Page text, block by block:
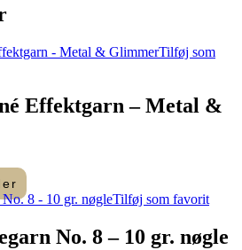
Tilføj som
Effektgarn – Metal &
Tilføj som favorit
No. 8 – 10 gr. nøgle